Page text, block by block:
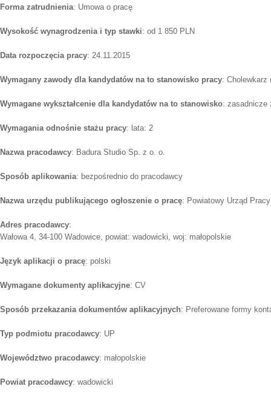
Forma zatrudnienia: Umowa o pracę
Wysokość wynagrodzenia i typ stawki: od 1 850 PLN
Data rozpoczęcia pracy: 24.11.2015
Wymagany zawody dla kandydatów na to stanowisko pracy: Cholewkarz
Wymagane wykształcenie dla kandydatów na to stanowisko: zasadnicze
Wymagania odnośnie stażu pracy: lata: 2
Nazwa pracodawcy: Badura Studio Sp. z o. o.
Sposób aplikowania: bezpośrednio do pracodawcy
Nazwa urzędu publikującego ogłoszenie o pracę: Powiatowy Urząd
Adres pracodawcy:
Wałowa 4, 34-100 Wadowice, powiat: wadowicki, woj: małopolskie
Język aplikacji o pracę: polski
Wymagane dokumenty aplikacyjne: CV
Sposób przekazania dokumentów aplikacyjnych: Preferowane formy
Typ podmiotu pracodawcy: UP
Województwo pracodawcy: małopolskie
Powiat pracodawcy: wadowicki